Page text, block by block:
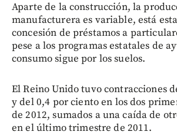
Aparte de la construcción, la
manufacturera es variable, está
concesión de préstamos a
pese a los programas estatales de
consumo sigue por los suelos.
El Reino Unido tuvo contracciones
y del 0,4 por ciento en los dos
de 2012, sumados a una caída de
en el último trimestre de 2011.